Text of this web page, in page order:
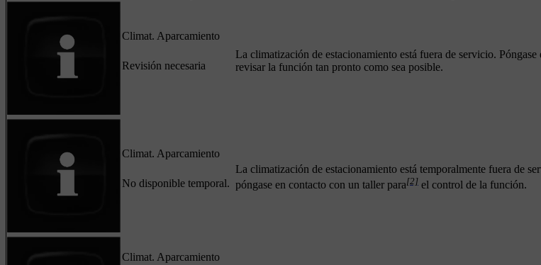
Climat. Aparcamiento
Revisión necesaria
La climatización de estacionamiento está fuera de servicio.
revisar la función tan pronto como sea posible.
Climat. Aparcamiento
No disponible temporal.
La climatización de estacionamiento está temporalmente fuera de
póngase en contacto con un taller para[2] el control de la función.
Climat. Aparcamiento